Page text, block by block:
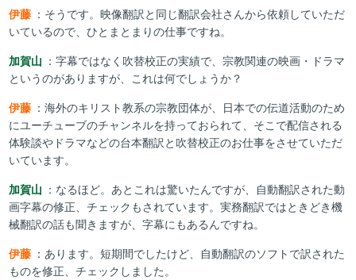
伊藤 ：そうです。映像翻訳と同じ翻訳会社さんから依頼していただ
いているので、ひとまとまりの仕事ですね。
加賀山 ：字幕ではなく吹替校正の実績で、宗教関連の映画・ドラマ
というのがありますが、これは何でしょうか？
伊藤 ：海外のキリスト教系の宗教団体が、日本での伝道活動のため
にユーチューブのチャンネルを持っておられて、そこで配信される
体験談やドラマなどの台本翻訳と吹替校正のお仕事をさせていただ
いています。
加賀山 ：なるほど。あとこれは驚いたんですが、自動翻訳された動
画字幕の修正、チェックもされています。実務翻訳ではときどき機
械翻訳の話も聞きますが、字幕にもあるんですね。
伊藤 ：あります。短期間でしたけど、自動翻訳のソフトで訳された
ものを修正、チェックしました。